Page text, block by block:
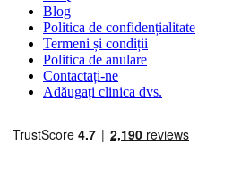
Blog
Politica de confidențialitate
Termeni și condiții
Politica de anulare
Contactați-ne
Adăugați clinica dvs.